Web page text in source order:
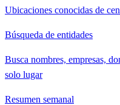
Ubicaciones conocidas de
Búsqueda de entidades
Busca nombres, empresas,
solo lugar
Resumen semanal